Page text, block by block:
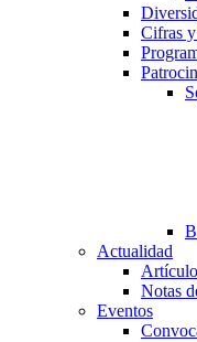
Cifras
Actualidad
Notas
Eventos